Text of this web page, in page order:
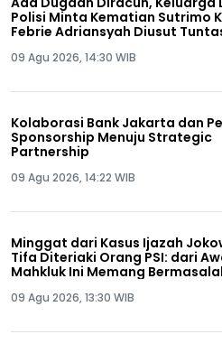
Polisi Minta Kematian Sutrimo
Febrie Adriansyah Diusut
09 Agu 2026, 14:30 WIB
Kolaborasi Bank Jakarta dan
Sponsorship Menuju Strategic
Partnership
09 Agu 2026, 14:22 WIB
Minggat dari Kasus Ijazah
Tifa Diteriaki Orang PSI: dari
Mahkluk Ini Memang
09 Agu 2026, 13:30 WIB